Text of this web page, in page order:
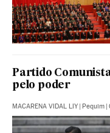
Partido
pelo poder
MACARENA VIDAL LIY | Pequim |